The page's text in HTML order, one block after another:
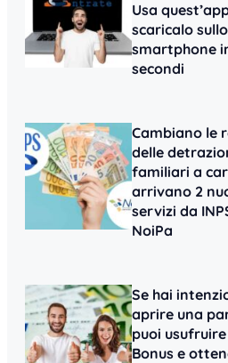
Usa
scaricalo sullo
smartphone
secondi
Cambiano le
delle
familiari a
arrivano 2
servizi da
NoiPa
Se hai
aprire una
puoi
Bonus e